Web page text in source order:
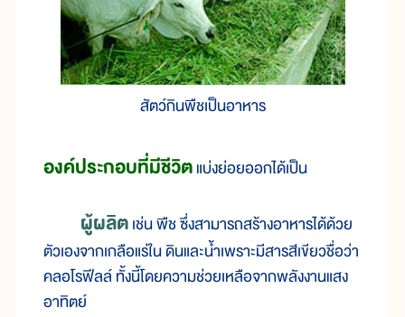
สัตว์กินพืชเป็นอาหาร
องค์ประกอบที่มีชีวิตแบ่งย่อยออกได้เป็น
ผู้ผลิตเช่น พืช ซึ่งสามารถสร้างอาหารได้ด้วย
ตัวเองจากเกลือแร่ใน ดินและน้ำเพราะมีสารสีเขียวชื่อว่า
คลอโรฟีลล์ ทั้งนี้โดยความช่วยเหลือจากพลังงานแสง
อาทิตย์